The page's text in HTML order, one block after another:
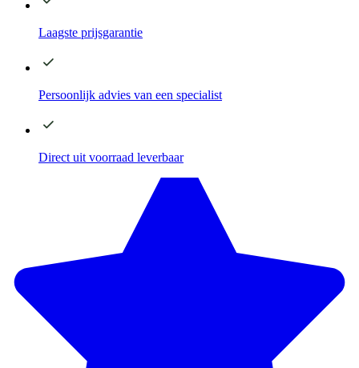
Laagste prijsgarantie
Persoonlijk advies van een specialist
Direct uit voorraad leverbaar